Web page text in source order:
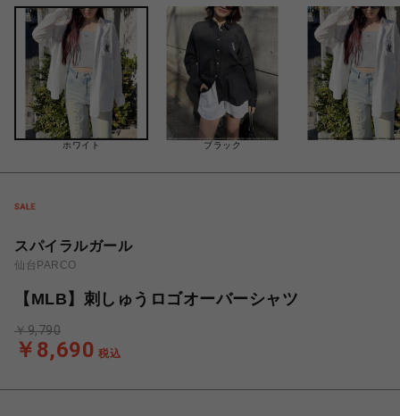
ホワイト ブラック
スパイラルガール
仙台PARCO
【MLB】刺しゅうロゴオーバーシャツ
￥8,690 税込
￥9,790